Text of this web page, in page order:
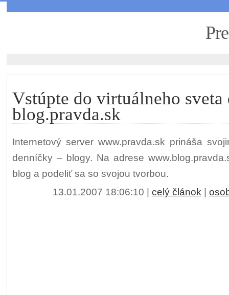
Vstúpte do virtuálneho sveta
blog.pravda.sk
Internetový server www.pravda.sk prináša
denníčky – blogy. Na adrese
blog a podeliť sa so svojou tvorbou.
13.01.2007 18:06:10 | celý článok |